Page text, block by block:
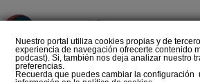
Nuestro portal utiliza cookies propias y de
experiencia de navegación ofrecerte contenido
podcast). Si, también nos deja analizar nuestro
preferencias.
Recuerda que puedes cambiar la configuración